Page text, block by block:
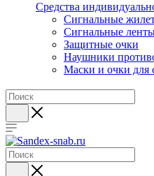
Средства
Сигнальные
Сигнальные
Защитные очки
Наушники
Маски и очки для